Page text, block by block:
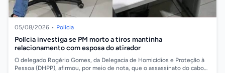
05/08/2026 • Polícia
Polícia investiga se PM morto a tiros mantinha
relacionamento com esposa do atirador
O delegado Rogério Gomes, da Delegacia de Homicídios e Proteção à
Pessoa (DHPP), afirmou, por meio de nota, que o assassinato do cabo